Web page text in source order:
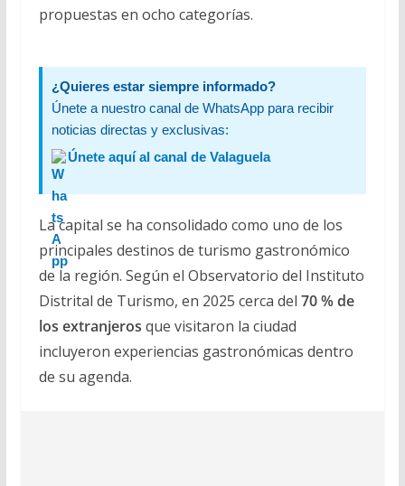
propuestas en ocho categorías.
¿Quieres estar siempre informado?
Únete a nuestro canal de WhatsApp para recibir
noticias directas y exclusivas:
Únete aquí al canal de Valaguela
La capital se ha consolidado como uno de los
principales destinos de turismo gastronómico
de la región. Según el Observatorio del Instituto
Distrital de Turismo, en 2025 cerca del 70 % de
los extranjeros que visitaron la ciudad
incluyeron experiencias gastronómicas dentro
de su agenda.